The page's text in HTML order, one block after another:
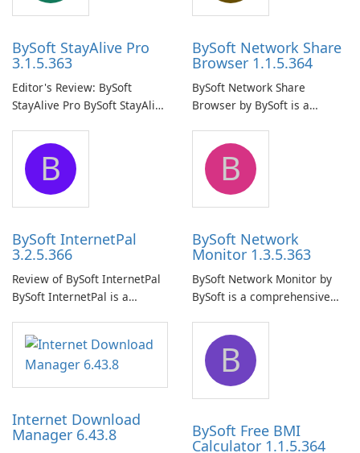
BySoft StayAlive Pro
3.1.5.363
Editor's Review: BySoft
StayAlive Pro BySoft StayAlive
application designed to
ensure the continuous and
uninterrupted operation of
your computer system.
BySoft Network Share
Browser 1.1.5.364
BySoft Network Share
Browser by BySoft is a
application that allows users
to easily browse and manage
shared folders on their
network.
B
BySoft InternetPal
3.2.5.366
Review of BySoft InternetPal
BySoft InternetPal is a
application designed to
monitor your internet
connection and provide real-
time insights into its
B
BySoft Network
Monitor 1.3.5.363
BySoft Network Monitor by
BySoft is a comprehensive
designed to help businesses
effectively manage their
network infrastructure.
Internet Download
Manager 6.43.8
B
BySoft Free BMI
Calculator 1.1.5.364